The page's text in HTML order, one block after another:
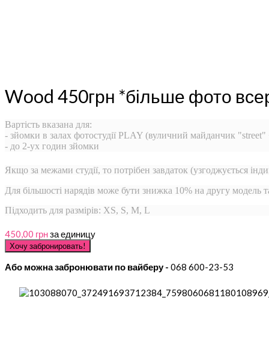
Wood 450грн *більше фото
Вартість вказана для:
- зйомки в залах фотостудії PLAY (вуличний майданчик "street"
- до 2-ух годин зйомки
Якщо за межами студії, то потрібен завдаток (узгоджується
Для більшості нарядів може бути знижка 10% на другу
Підходить для размірів: XS, S, M, L
450,00 грнза единицу
Або можна забронювати по вайберу - 068 600-23-53